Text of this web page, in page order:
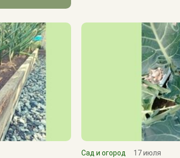
Сад и огород 17 июля